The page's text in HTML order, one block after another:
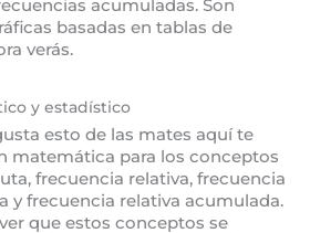
acumuladas. Son
basadas en tablas de
verás.
y estadístico
esto de las mates aquí te
matemática para los conceptos
frecuencia relativa, frecuencia
y frecuencia relativa acumulada.
que estos conceptos se